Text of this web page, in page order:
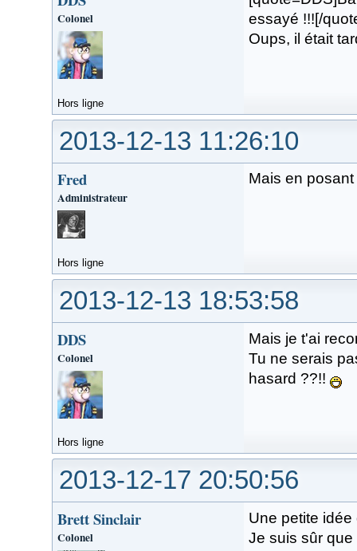
Colonel
essayé !!![/
Oups, il était
Hors ligne
2013-12-13 11:26:10
Fred
Administrateur
Mais en
Hors ligne
2013-12-13 18:53:58
DDS
Colonel
Mais je t'ai
Tu ne serais
hasard ??!!
Hors ligne
2013-12-17 20:50:56
Brett Sinclair
Colonel
Une petite
Je suis sûr